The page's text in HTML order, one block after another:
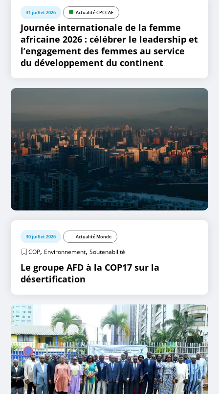
31 juillet 2026 Actualité CPCCAF
Journée internationale de la femme
africaine 2026 : célébrer le leadership et
l’engagement des femmes au service
du développement du continent
30 juillet 2026 Actualité Monde
COP, Environnement,Soutenabilité
Le groupe AFD à la COP17 sur la
désertification